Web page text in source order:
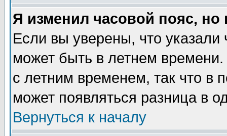
Я изменил часовой пояс,
Если вы уверены, что указали
может быть в летнем
с летним временем, так что в
может появляться разница в
Вернуться к началу